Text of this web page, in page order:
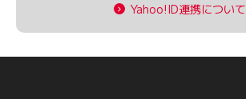
Yahoo!ID連携について